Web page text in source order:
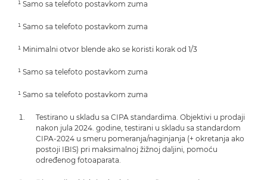
¹ Samo sa telefoto postavkom zuma
¹ Samo sa telefoto postavkom zuma
¹ Minimalni otvor blende ako se koristi korak od 1/3
¹ Samo sa telefoto postavkom zuma
¹ Samo sa telefoto postavkom zuma
Testirano u skladu sa CIPA standardima. Objektivi u prodaji
nakon jula 2024. godine, testirani u skladu sa standardom
CIPA-2024 u smeru pomeranja/naginjanja (+ okretanja ako
postoji IBIS) pri maksimalnoj žižnoj daljini, pomoću
određenog fotoaparata.